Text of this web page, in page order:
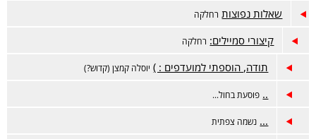
שאלות נפוצות רחלקה
קיצורי סמיילים: רחלקה
תודה, הוספתי למועדפים : ) יוסלה קמצן (קדוש?)
.. פוסעת בחול...
... נשמה צפתית